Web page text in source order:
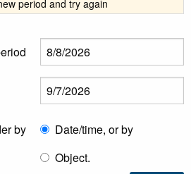
period and try again
by
Date/time, or by
Object.